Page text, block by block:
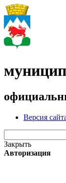
Версия
Закрыть
Авторизация